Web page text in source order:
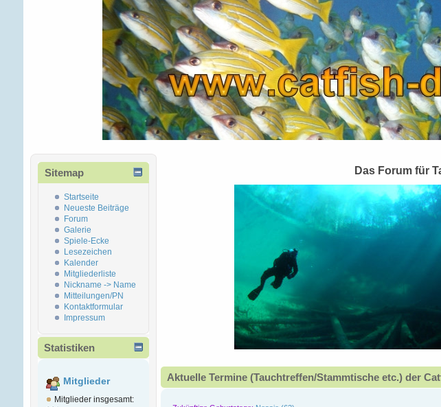
Sitemap
Startseite
Neueste Beiträge
Forum
Galerie
Spiele-Ecke
Lesezeichen
Kalender
Mitgliederliste
Nickname -> Name
Mitteilungen/PN
Kontaktformular
Impressum
Statistiken
Mitglieder
Mitglieder insgesamt:
Das Forum für
Aktuelle Termine (Tauchtreffen/Stammtische etc.) der